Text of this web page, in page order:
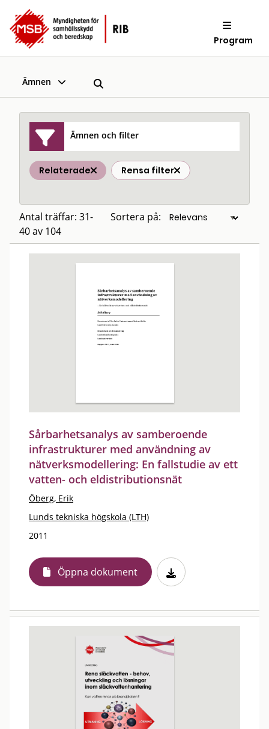
Program
Ämnen
Ämnen och filter
Relaterade Rensa filter
Antal träffar: 31-
40 av 104
Sortera på:
Sårbarhetsanalys av samberoende
infrastrukturer med användning av
nätverksmodellering: En fallstudie av ett
vatten- och eldistributionsnät
Öberg, Erik
Lunds tekniska högskola (LTH)
2011
Öppna dokument